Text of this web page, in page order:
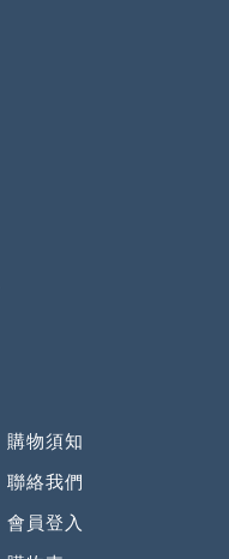
購物須知
聯絡我們
會員登入